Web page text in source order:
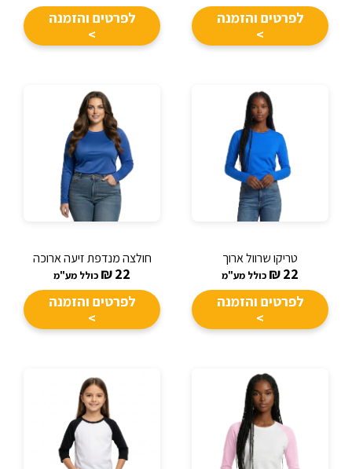
לפרטים והזמנה
>
לפרטים והזמנה
>
טריקו שרוול ארוך
22
₪ כולל מע"מ
לפרטים והזמנה
>
חולצה מנדפת זיעה ארוכה
22
₪ כולל מע"מ
לפרטים והזמנה
>